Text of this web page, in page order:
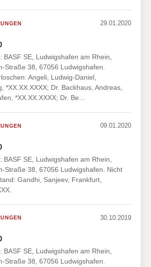
29.01.2020
BASF SE, Ludwigshafen am Rhein,
Straße 38, 67056 Ludwigshafen.
Angeli, Ludwig-Daniel,
*XX.XX.XXXX; Dr. Backhaus, Andreas,
*XX.XX.XXXX; Dr. Be…
09.01.2020
BASF SE, Ludwigshafen am Rhein,
Straße 38, 67056 Ludwigshafen. Nicht
Gandhi, Sanjeev, Frankfurt,
30.10.2019
BASF SE, Ludwigshafen am Rhein,
Straße 38, 67056 Ludwigshafen.